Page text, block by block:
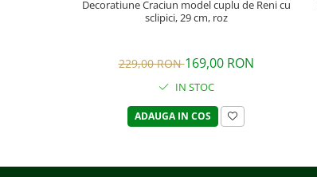
Decoratiune Craciun model cuplu de Reni cu
sclipici, 29 cm, roz
229,00 RON169,00 RON
IN STOC
ADAUGA IN COS